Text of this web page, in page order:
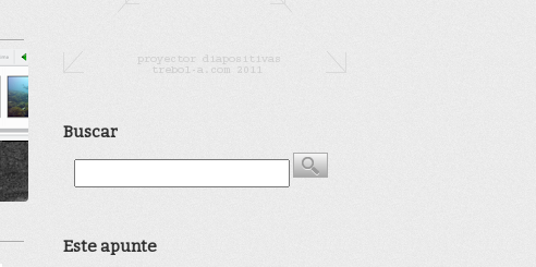
Buscar
Este apunte